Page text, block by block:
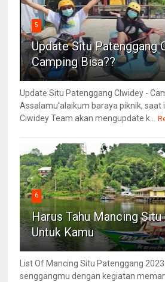
5
Update Situ Patenggang
Camping Bisa??
Update Situ Patenggang CIwidey -
Assalamu'alaikum baraya piknik, saat
Ciwidey Team akan mengupdate k...
6
Harus Tahu Mancing
Untuk Kamu
List Of Mancing Situ Patenggang
senggangmu dengan kegiatan